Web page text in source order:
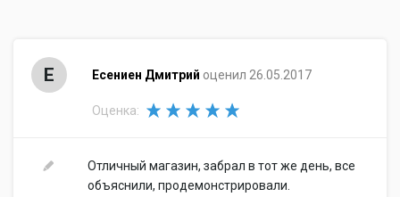
Е Есениен Дмитрий оценил 26.05.2017
Оценка:
Отличный магазин, забрал в тот же день, все
объяснили, продемонстрировали.